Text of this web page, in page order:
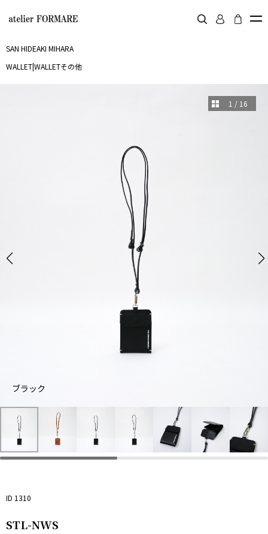
SAN HIDEAKI MIHARA
WALLET|WALLETその他
ID 1310
STL-NWS
1 / 16
ブラック
キ